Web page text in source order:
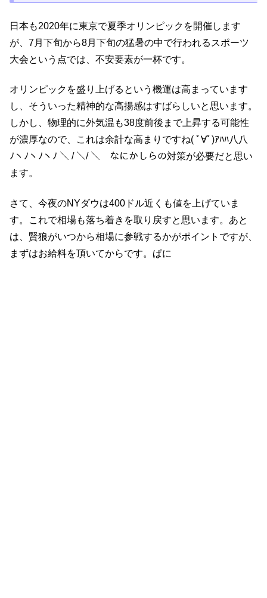
日本も2020年に東京で夏季オリンピックを開催します
が、7月下旬から8月下旬の猛暑の中で行われるスポーツ
大会という点では、不安要素が一杯です。
オリンピックを盛り上げるという機運は高まっています
し、そういった精神的な高揚感はすばらしいと思います。
しかし、物理的に外気温も38度前後まで上昇する可能性
が濃厚なので、これは余計な高まりですね( ﾟ∀ﾟ)ｱﾊﾊ八八
ﾉヽﾉヽﾉヽﾉ ＼ / ＼/ ＼ なにかしらの対策が必要だと思い
ます。
さて、今夜のNYダウは400ドル近くも値を上げていま
す。これで相場も落ち着きを取り戻すと思います。あと
は、賢狼がいつから相場に参戦するかがポイントですが、
まずはお給料を頂いてからです。ぱに